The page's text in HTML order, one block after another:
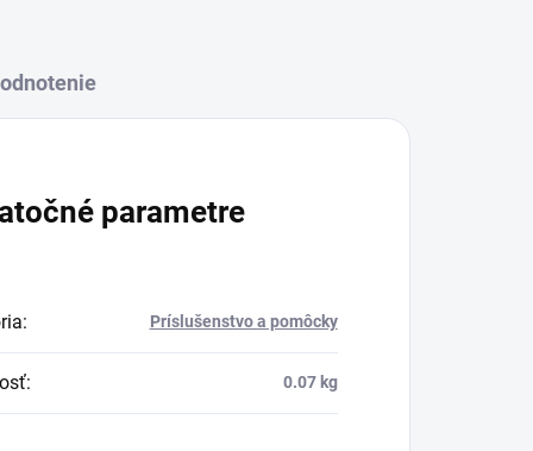
parametre
: Príslušenstvo a pomôcky
: 0.07 kg